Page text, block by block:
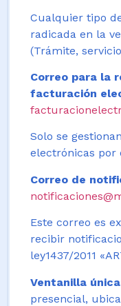
Cualquier tipo
radicada en la
(Trámite, servicio
Correo para la
facturación
Solo se
electrónicas por
Correo de
Este correo es
recibir
ley1437/2011
Ventanilla
presencial,